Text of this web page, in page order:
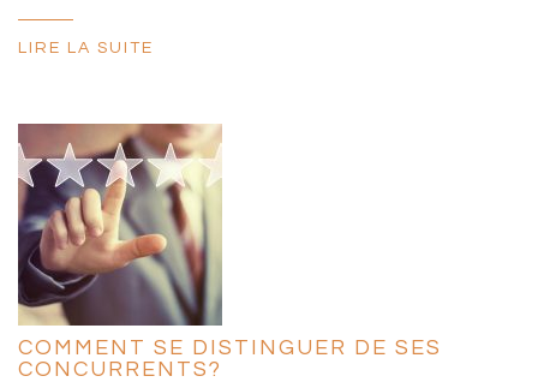
LIRE LA SUITE
COMMENT SE DISTINGUER DE SES
CONCURRENTS?